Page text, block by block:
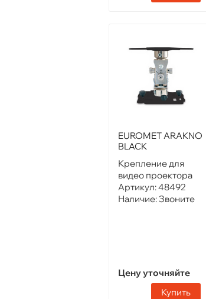
EUROMET ARAKNO
BLACK
Крепление для
видео проектора
Артикул:48492
Наличие:Звоните
Цену уточняйте
Купить